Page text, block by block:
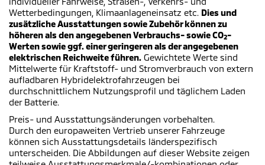
Wetterbedingungen, Klimaanlageneinsatz etc. Dies und
zusätzliche Ausstattungen sowie Zubehör können zu
höheren als den angegebenen Verbrauchs- sowie CO2-
Werten sowie ggf. einer geringeren als der angegebenen
elektrischen Reichweite führen. Gewichtete Werte sind
Mittelwerte für Kraftstoff- und Stromverbrauch von extern
aufladbaren Hybridelektrofahrzeugen bei
durchschnittlichem Nutzungsprofil und täglichem Laden
der Batterie.
Preis- und Ausstattungsänderungen vorbehalten.
Durch den europaweiten Vertrieb unserer Fahrzeuge
können sich Ausstattungsdetails länderspezifisch
unterscheiden. Die Abbildungen auf dieser Website zeigen